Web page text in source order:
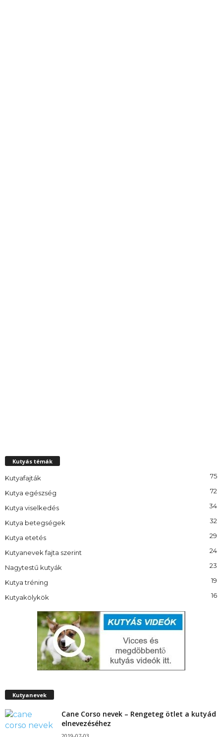
Kutyás témák
Kutyafajták 75
Kutya egészség 72
Kutya viselkedés 34
Kutya betegségek 32
Kutya etetés 29
Kutyanevek fajta szerint 24
Nagytestű kutyák 23
Kutya tréning 19
Kutyakölykök 16
Kutyanevek
Cane Corso nevek – Rengeteg ötlet a kutyád
elnevezéséhez